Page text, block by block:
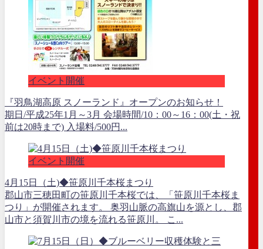
イベント開催
『羽鳥湖高原 スノーランド』オープンのお知らせ！
期日/平成25年1月～3月 会場時間/10：00～16：00(土・祝
前は20時まで) 入場料/500円...
イベント開催
4月15日（土)◆笹原川千本桜まつり
郡山市三穂田町の笹原川千本桜では、「笹原川千本桜ま
つり」が開催されます。 奥羽山脈の高旗山を源とし、郡
山市と須賀川市の境を流れる笹原川。 こ...